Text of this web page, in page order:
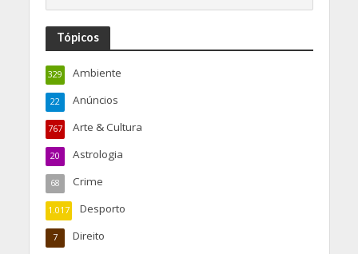
Tópicos
Ambiente
329
Anúncios
22
Arte & Cultura
767
Astrologia
20
Crime
68
Desporto
1.017
Direito
7